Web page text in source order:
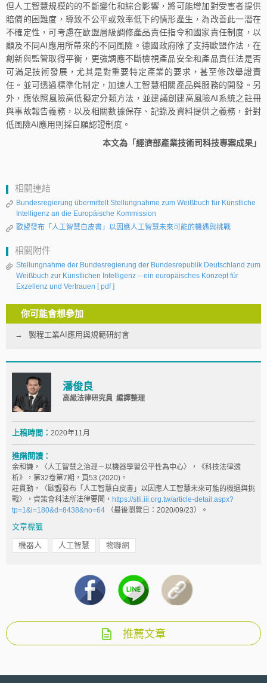
但人工智慧規模的的不斷變化和綜合影響，將可能增加對受害者提供
賠償的困難度，導致不公平或效率低下的情形產生，為改善此一潛在
不確定性，可考慮在歐盟層級調修產品責任指令和國家責任制度，以
顧及不同AI應用所帶來的不同風險。德國政府除了支持歐盟作法，在
創新與監管取得平衡，更強調應不斷檢視產品安全和產品責任法是否
可滿足技術發展，尤其是對重要特定產業的要求，甚至修改舉證責
任。並可透過標準化制定，加速人工智慧相關產品與服務的開發。另
外，應依照風險高低擬定分類方法，並建議創建高風險AI系統之註冊
與事故報告義務，以及相關數據保存、記錄及資料提供之義務，針對
低風險AI應用則採自願認證制度。
本文為「經濟部產業技術司科技專案成果」
相關連結
Bundesregierung übermittelt Stellungnahme zum Weißbuch für Künstliche
Intelligenz an die Europäische Kommission
歐盟發布「人工智慧白皮書」以因應人工智慧未來可能的機遇與挑戰
相關附件
Stellungnahme der Bundesregierung der Bundesrepublik Deutschland zum
Weißbuch zur Künstlichen Intelligenz – ein europäisches Konzept für
Exzellenz und Vertrauen [ pdf ]
你可能會想參加
製程工業AI應用與規範研討會
潘俊良
高級法律研究員 編譯整理
上稿時間： 2020年11月
進階閱讀：
余和謙，〈人工智慧之治理－以機器學習公平性為中心〉，《科技法律透
析》，第32卷第7期，頁53 (2020)。
莊貫勤，〈歐盟發布「人工智慧白皮書」以因應人工智慧未來可能的機遇與挑
戰〉，資策會科法所法律要聞， https://stli.iii.org.tw/article-detail.aspx?
tp=1&i=180&d=8438&no=64 （最後瀏覽日：2020/09/23）。
文章標籤
機器人 人工智慧 物聯網
推薦文章